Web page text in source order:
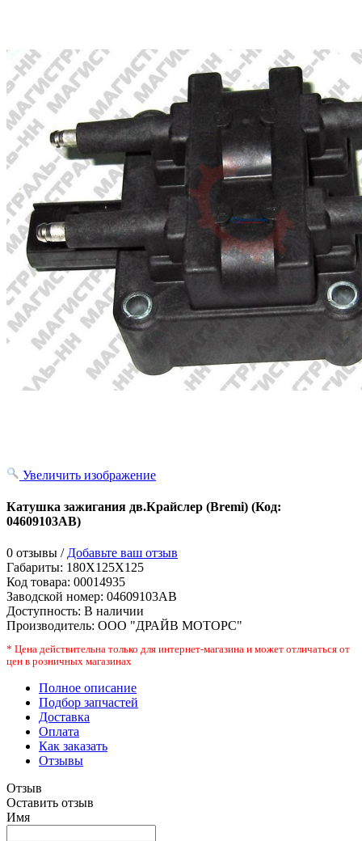
Увеличить изображение
Катушка зажигания дв.Крайслер (Bremi) (Код:
04609103АВ)
0 отзывы / Добавьте ваш отзыв
Габариты: 180X125X125
Код товара: 00014935
Заводской номер: 04609103АВ
Доступность: В наличии
Производитель: ООО "ДРАЙВ МОТОРС"
* Цена действительна только для интернет-магазина и может отличаться от
цен в розничных магазинах
Полное описание
Подбор запчастей
Доставка
Оплата
Как заказать
Отзывы
Отзыв
Оставить отзыв
Имя